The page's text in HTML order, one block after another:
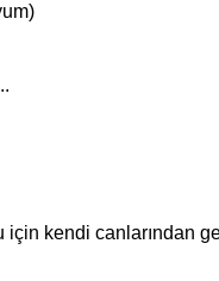
kendi canlarından